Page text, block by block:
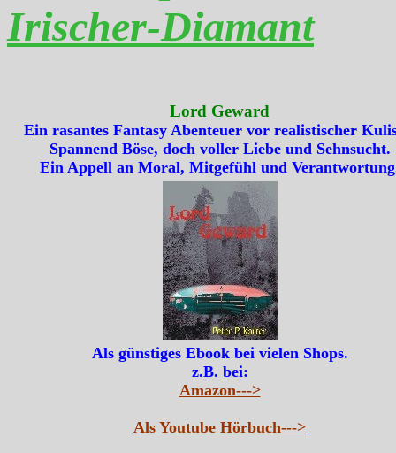
Irischer-Diamant
Lord Geward
Ein rasantes Fantasy Abenteuer vor realistischer
Spannend Böse, doch voller Liebe und Sehnsucht.
Ein Appell an Moral, Mitgefühl und
Als günstiges Ebook bei vielen Shops.
z.B. bei:
Amazon--->
Als Youtube Hörbuch--->